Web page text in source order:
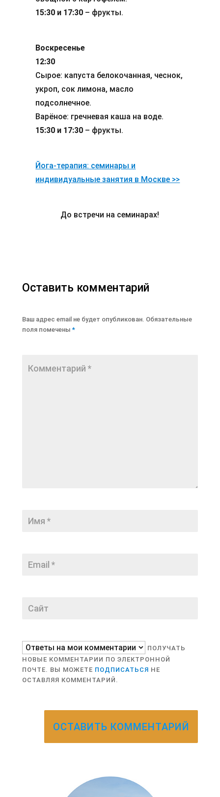
15:30 и 17:30 – фрукты.
Воскресенье
12:30
Сырое: капуста белокочанная, чеснок,
укроп, сок лимона, масло
подсолнечное.
Варёное: гречневая каша на воде.
15:30 и 17:30 – фрукты.
Йога-терапия: семинары и
индивидуальные занятия в Москве >>
До встречи на семинарах!
Оставить комментарий
Ваш адрес email не будет опубликован. Обязательные
поля помечены *
ПОЛУЧАТЬ
НОВЫЕ КОММЕНТАРИИ ПО ЭЛЕКТРОННОЙ
ПОЧТЕ. ВЫ МОЖЕТЕ ПОДПИСАТЬСЯ НЕ
ОСТАВЛЯЯ КОММЕНТАРИЙ.